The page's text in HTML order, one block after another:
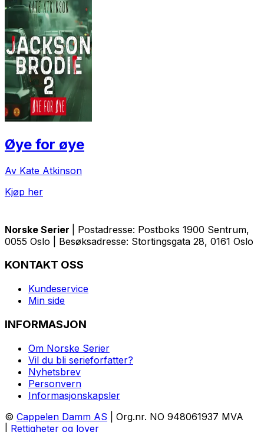
Øye for øye
Av Kate Atkinson
Kjøp her
Norske Serier
| Postadresse: Postboks 1900 Sentrum,
0055 Oslo | Besøksadresse: Stortingsgata 28, 0161 Oslo
KONTAKT OSS
Kundeservice
Min side
INFORMASJON
Om Norske Serier
Vil du bli serieforfatter?
Nyhetsbrev
Personvern
Informasjonskapsler
© Cappelen Damm AS | Org.nr. NO 948061937 MVA
Rettigheter og lover